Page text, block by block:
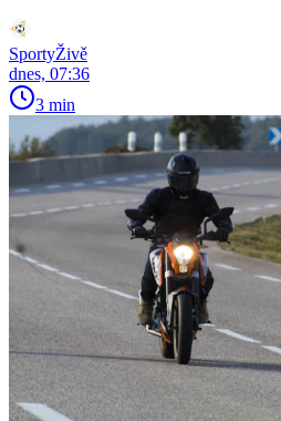
SportyŽivě
dnes, 07:36
3 min